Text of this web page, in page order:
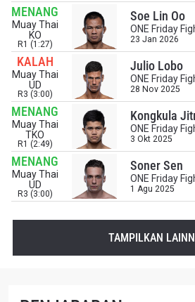
MENANG
Muay Thai
KO
R1 (1:27)
Soe Lin Oo
ONE Friday
23 Jan 2026
KALAH
Muay Thai
UD
R3 (3:00)
Julio Lobo
ONE Friday
28 Nov 2025
MENANG
Muay Thai
TKO
R1 (2:49)
Kongkula
ONE Friday
3 Okt 2025
MENANG
Muay Thai
UD
R3 (3:00)
Soner Sen
ONE Friday
1 Agu 2025
TAMPILKAN
LAWAN
GELARAN
LIHAT SOROTAN
IKUTI
Bawa ONE Championship kemana
Daftar sekarang untuk mendapat
terbaru, tawaran spesial, dan
terbaik di gelaran langsung kami.
EMAIL
NAMA